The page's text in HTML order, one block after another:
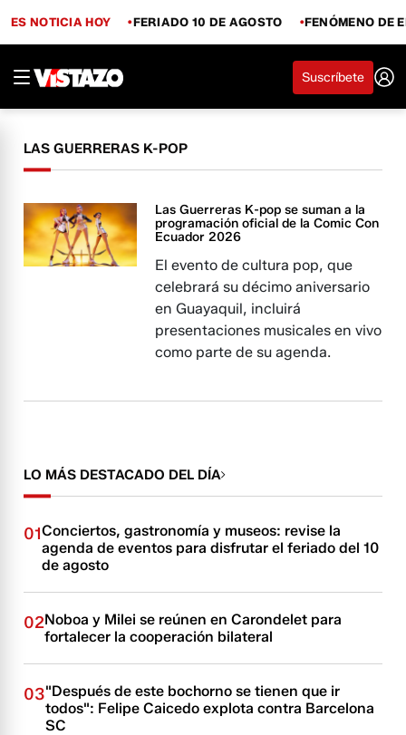
ES NOTICIA HOY FERIADO 10 DE AGOSTO FENÓMENO DE
Suscríbete
LAS GUERRERAS K-POP
Las Guerreras K-pop se suman a la
programación oficial de la Comic Con
Ecuador 2026
El evento de cultura pop, que
celebrará su décimo aniversario
en Guayaquil, incluirá
presentaciones musicales en vivo
como parte de su agenda.
LO MÁS DESTACADO DEL DÍA
01Conciertos, gastronomía y museos: revise la
agenda de eventos para disfrutar el feriado del 10
de agosto
02Noboa y Milei se reúnen en Carondelet para
fortalecer la cooperación bilateral
03"Después de este bochorno se tienen que ir
todos": Felipe Caicedo explota contra Barcelona
SC